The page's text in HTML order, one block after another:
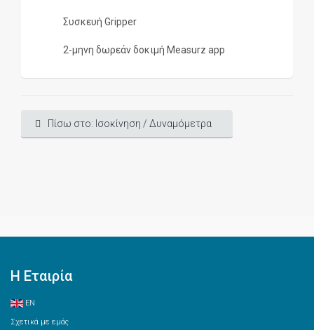
Συσκευή Gripper
2-μηνη δωρεάν δοκιμή Measurz app
Πίσω στο: Ισοκίνηση / Δυναμόμετρα
Η Εταιρία
EN
Σχετικά με εμάς